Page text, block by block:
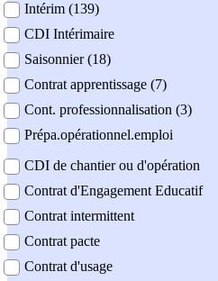
Intérim (139)
CDI Intérimaire
Saisonnier (18)
Contrat apprentissage (7)
Cont. professionnalisation (3)
Prépa.opérationnel.emploi
CDI de chantier ou d'opération
Contrat d'Engagement Educatif
Contrat intermittent
Contrat pacte
Contrat d'usage